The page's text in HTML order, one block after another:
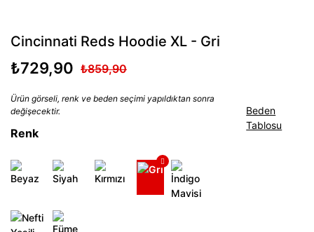
Cincinnati Reds Hoodie XL - Gri
₺729,90 ₺859,90
Ürün görseli, renk ve beden seçimi yapıldıktan sonra
değişecektir.
Renk
Beden
Tablosu